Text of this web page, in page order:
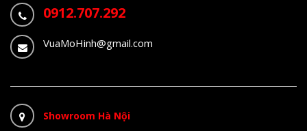
0912.707.292
VuaMoHinh@gmail.com
Showroom Hà Nội